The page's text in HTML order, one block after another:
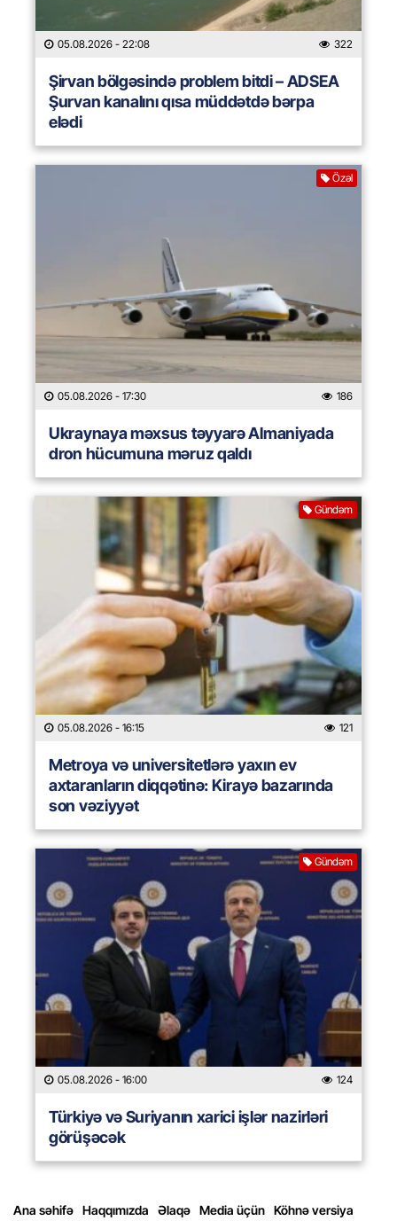
05.08.2026 - 22:08 322
Şirvan bölgəsində problem bitdi – ADSEA
Şurvan kanalını qısa müddətdə bərpa
elədi
Özəl
05.08.2026 - 17:30 186
Ukraynaya məxsus təyyarə Almaniyada
dron hücumuna məruz qaldı
Gündəm
05.08.2026 - 16:15 121
Metroya və universitetlərə yaxın ev
axtaranların diqqətinə: Kirayə bazarında
son vəziyyət
Gündəm
05.08.2026 - 16:00 124
Türkiyə və Suriyanın xarici işlər nazirləri
görüşəcək
Ana səhifə Haqqımızda Əlaqə Media üçün Köhnə versiya